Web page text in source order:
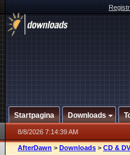
Startpagina Downloads
8/8/2026 7:14:39 AM
AfterDawn > Downloads > CD &